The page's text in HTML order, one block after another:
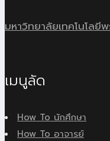
มหาวิทยาลัยเทคโนโลยี
เมนูลัด
How To นักศึกษา
How To อาจารย์